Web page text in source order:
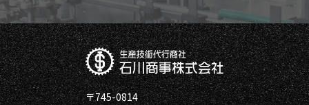
〒745-0814